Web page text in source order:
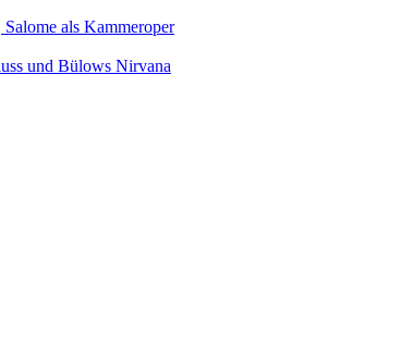
als Kammeroper
und Bülows Nirvana